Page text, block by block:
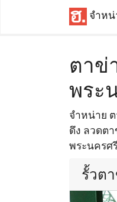
จำห
ตาข่
พระ
จำหน่าย
ดึง ลวดต
พระนครศ
รั้วต